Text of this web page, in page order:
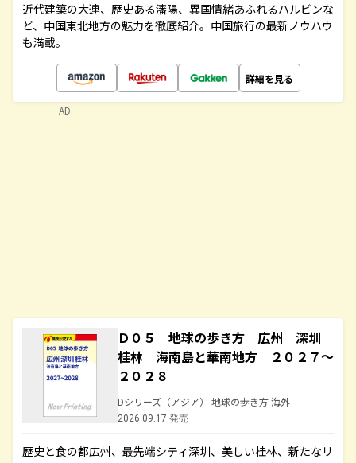
近代建築の大連、歴史ある瀋陽、異国情緒あふれるハルビンな
ど、中国東北地方の魅力を徹底紹介。中国旅行の最新ノウハウ
も満載。
詳細を見る
Ｄ０５ 地球の歩き方 広州 深圳
桂林 海南島と華南地方 ２０２７～
２０２８
Dシリーズ（アジア） 地球の歩き方 海外
2026.09.17 発売
歴史と食の都広州、最先端シティ深圳、美しい桂林、新たなリ
AD